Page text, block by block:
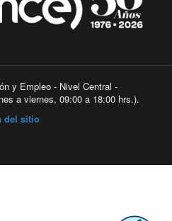
y Empleo - Nivel Central -
a viernes, 09:00 a 18:00 hrs.).
del sitio